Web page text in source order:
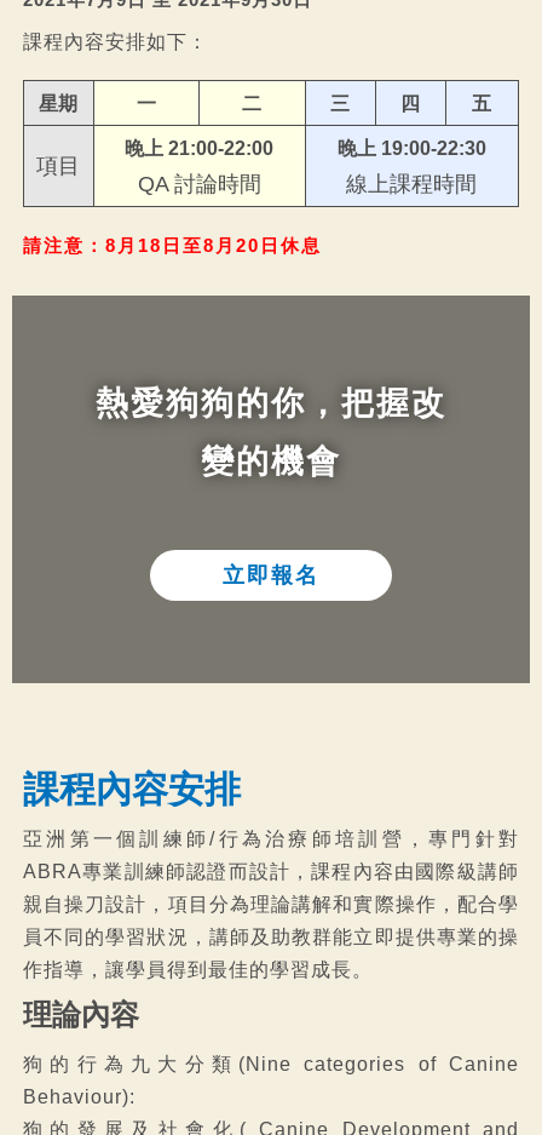
課程內容安排如下：​
星期 一 二 三 四 五
項目
晚上 21:00-22:00
QA 討論時間
晚上 19:00-22:30
線上課程時間
請注意：8月18日至8月20日休息
立即報名
熱愛狗狗的你，把握改
變的機會​
課程內容安排
亞洲第一個訓練師/行為治療師培訓營，專門針對
ABRA專業訓練師認證而設計，課程內容由國際級講師
親自操刀設計，項目分為理論講解和實際操作，配合學
員不同的學習狀況，講師及助教群能立即提供專業的操
作指導，讓學員得到最佳的學習成長。
理論內容
狗的行為九大分類(Nine categories of Canine
Behaviour):
狗的發展及社會化( Canine Development and